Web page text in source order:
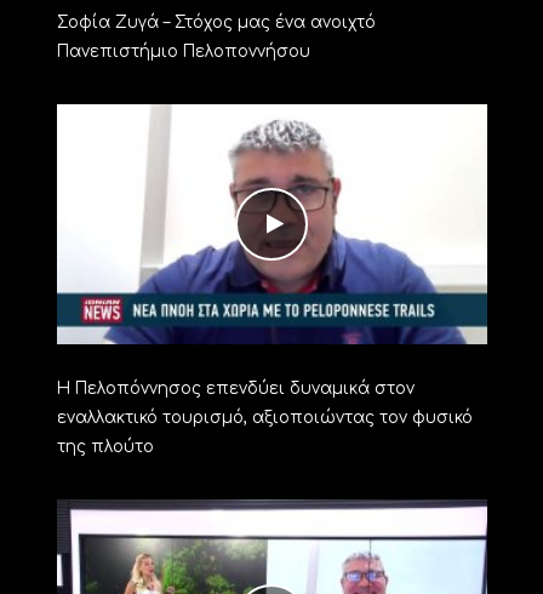
Σοφία Ζυγά – Στόχος μας ένα ανοιχτό
Πανεπιστήμιο Πελοποννήσου
Η Πελοπόννησος επενδύει δυναμικά στον
εναλλακτικό τουρισμό, αξιοποιώντας τον φυσικό
της πλούτο